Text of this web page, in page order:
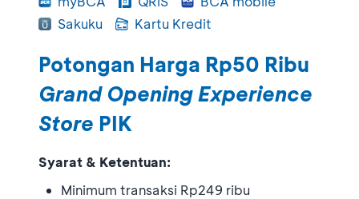
Sakuku
Kartu Kredit
Potongan Harga Rp50 Ribu
Grand Opening Experience
Store PIK
Syarat & Ketentuan:
Minimum transaksi Rp249 ribu